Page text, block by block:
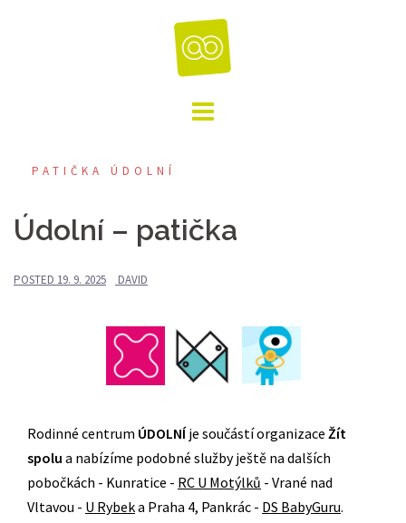
PATIČKA ÚDOLNÍ
Údolní – patička
POSTED 19. 9. 2025 DAVID
Rodinné centrum ÚDOLNÍje součástí organizace Žít
spolu a nabízíme podobné služby ještě na dalších
pobočkách - Kunratice - RC U Motýlků - Vrané nad
Vltavou - U Rybeka Praha 4, Pankrác - DS BabyGuru.